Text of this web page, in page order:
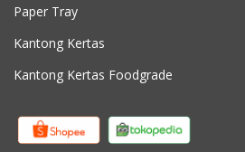
Paper Tray
Kantong Kertas
Kantong Kertas Foodgrade